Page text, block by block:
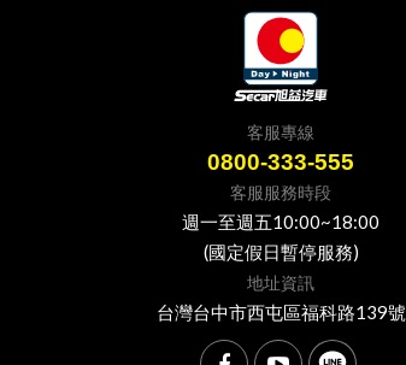
客服專線
0800-333-555
客服服務時段
週一至週五10:00~18:00
(國定假日暫停服務)
地址資訊
台灣台中市西屯區福科路139號